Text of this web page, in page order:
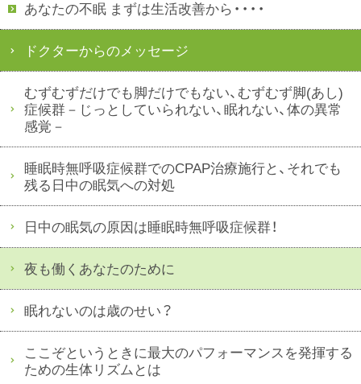
あなたの不眠 まずは生活改善から・・・・
ドクターからのメッセージ
むずむずだけでも脚だけでもない、むずむず脚(あし)
症候群－じっとしていられない、眠れない、体の異常
感覚－
睡眠時無呼吸症候群でのCPAP治療施行と、それでも
残る日中の眠気への対処
日中の眠気の原因は睡眠時無呼吸症候群！
夜も働くあなたのために
眠れないのは歳のせい？
ここぞというときに最大のパフォーマンスを発揮する
ための生体リズムとは